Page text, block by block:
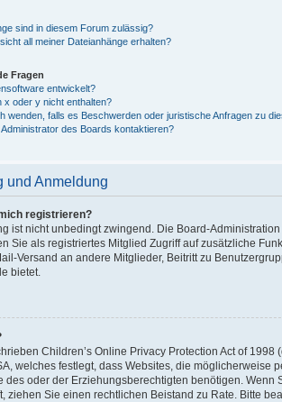
sind in diesem Forum zulässig?
all meiner Dateianhänge erhalten?
Fragen
entwickelt?
x oder y nicht enthalten?
wenden, falls es Beschwerden oder juristische Anfragen zu
des Boards kontaktieren?
und Anmeldung
registrieren?
ist nicht unbedingt zwingend. Die Board-
Sie als registriertes Mitglied Zugriff auf zusätzliche
Versand an andere Mitglieder, Beitritt zu
bietet.
Children’s Online Privacy Protection Act of
welches festlegt, dass Websites, die
des oder der Erziehungsberechtigten benötigen.
ziehen Sie einen rechtlichen Beistand zu Rate. Bitte